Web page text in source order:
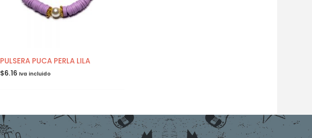
PULSERA PUCA PERLA LILA
$6.16 Iva incluido